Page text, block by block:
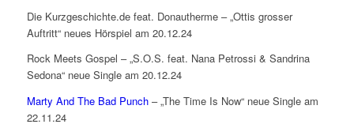
Die Kurzgeschichte.de feat. Donautherme – „Ottis grosser
Auftritt“ neues Hörspiel am 20.12.24
Rock Meets Gospel – „S.O.S. feat. Nana Petrossi & Sandrina
Sedona“ neue Single am 20.12.24
Marty And The Bad Punch– „The Time Is Now“ neue Single am
22.11.24